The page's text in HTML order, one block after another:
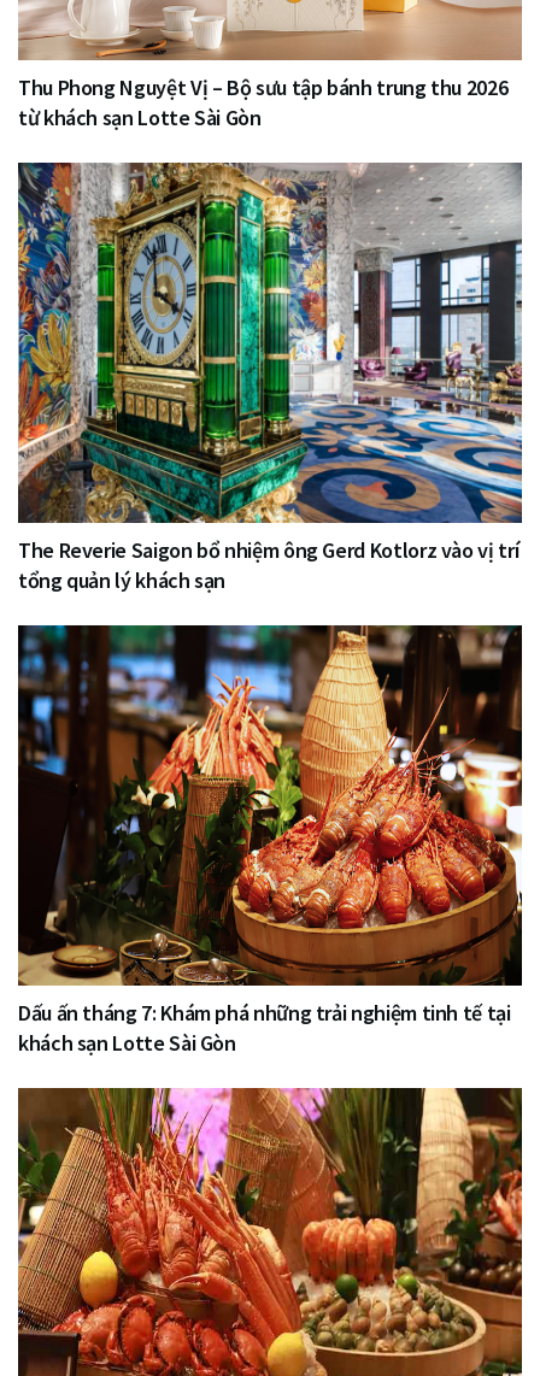
Thu Phong Nguyệt Vị – Bộ sưu tập bánh trung thu 2026
từ khách sạn Lotte Sài Gòn
The Reverie Saigon bổ nhiệm ông Gerd Kotlorz vào vị trí
tổng quản lý khách sạn
Dấu ấn tháng 7: Khám phá những trải nghiệm tinh tế tại
khách sạn Lotte Sài Gòn